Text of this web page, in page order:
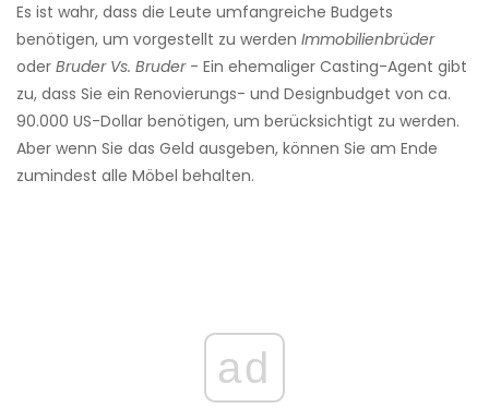
Es ist wahr, dass die Leute umfangreiche Budgets
benötigen, um vorgestellt zu werden Immobilienbrüder
oder Bruder Vs. Bruder- Ein ehemaliger Casting-Agent gibt
zu, dass Sie ein Renovierungs- und Designbudget von ca.
90.000 US-Dollar benötigen, um berücksichtigt zu werden.
Aber wenn Sie das Geld ausgeben, können Sie am Ende
zumindest alle Möbel behalten.
ad